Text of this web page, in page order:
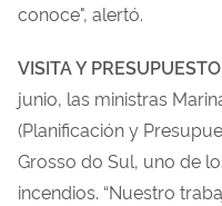
conoce", alertó.
VISITA Y PRESUPUESTO
junio, las ministras
(Planificación y
Grosso do Sul, uno de
incendios. “Nuestro